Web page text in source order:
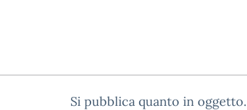
Si pubblica quanto in oggetto.